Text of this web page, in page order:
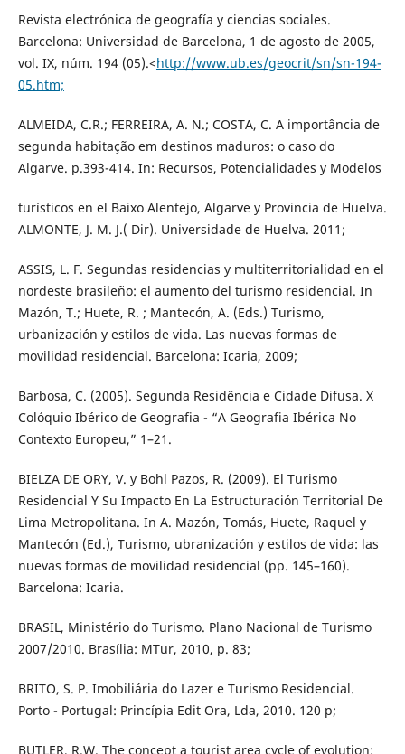
Revista electrónica de geografía y ciencias sociales.
Barcelona: Universidad de Barcelona, 1 de agosto de 2005,
vol. IX, núm. 194 (05).<http://www.ub.es/geocrit/sn/sn-194-
05.htm;
ALMEIDA, C.R.; FERREIRA, A. N.; COSTA, C. A importância de
segunda habitação em destinos maduros: o caso do
Algarve. p.393-414. In: Recursos, Potencialidades y Modelos
turísticos en el Baixo Alentejo, Algarve y Provincia de Huelva.
ALMONTE, J. M. J.( Dir). Universidade de Huelva. 2011;
ASSIS, L. F. Segundas residencias y multiterritorialidad en el
nordeste brasileño: el aumento del turismo residencial. In
Mazón, T.; Huete, R. ; Mantecón, A. (Eds.) Turismo,
urbanización y estilos de vida. Las nuevas formas de
movilidad residencial. Barcelona: Icaria, 2009;
Barbosa, C. (2005). Segunda Residência e Cidade Difusa. X
Colóquio Ibérico de Geografia - “A Geografia Ibérica No
Contexto Europeu,” 1–21.
BIELZA DE ORY, V. y Bohl Pazos, R. (2009). El Turismo
Residencial Y Su Impacto En La Estructuración Territorial De
Lima Metropolitana. In A. Mazón, Tomás, Huete, Raquel y
Mantecón (Ed.), Turismo, ubranización y estilos de vida: las
nuevas formas de movilidad residencial (pp. 145–160).
Barcelona: Icaria.
BRASIL, Ministério do Turismo. Plano Nacional de Turismo
2007/2010. Brasília: MTur, 2010, p. 83;
BRITO, S. P. Imobiliária do Lazer e Turismo Residencial.
Porto - Portugal: Princípia Edit Ora, Lda, 2010. 120 p;
BUTLER, R.W. The concept a tourist area cycle of evolution: